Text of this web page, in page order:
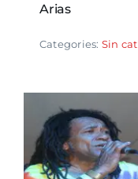
Arias
Categories: Sin